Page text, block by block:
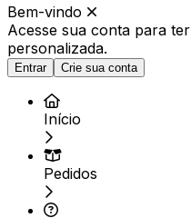
Bem-vindo
Acesse sua conta para ter
personalizada.
Entrar Crie sua conta
Início
Pedidos